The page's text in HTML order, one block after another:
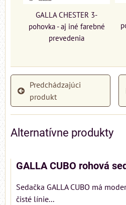
GALLA CHESTER 3-
pohovka - aj iné farebné
prevedenia
Predchádzajúci
produkt
Alternatívne produkty
GALLA CUBO rohová
Sedačka GALLA CUBO má
čisté línie...